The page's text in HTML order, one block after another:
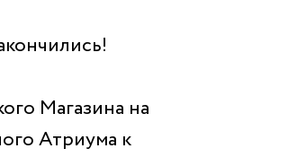
Магазина на
Атриума к